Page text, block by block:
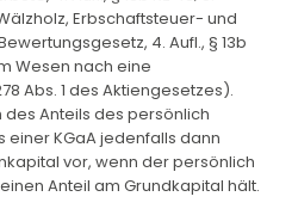
Erbschaftsteuer- und
4. Aufl., § 13b
Wesen nach eine
Abs. 1 des Aktiengesetzes).
Anteils des persönlich
KGaA jedenfalls dann
vor, wenn der persönlich
Anteil am Grundkapital hält.